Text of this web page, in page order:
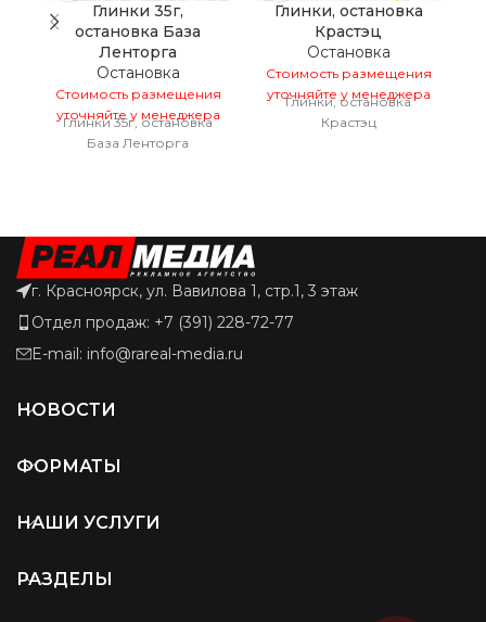
Глинки 35г,
остановка База
Ленторга
Остановка
Стоимость размещения
уточняйте у менеджера
Глинки 35г, остановка
База Ленторга
Глинки, остановка
Крастэц
Остановка
Стоимость размещения
уточняйте у менеджера
Глинки, остановка
Крастэц
г. Красноярск, ул. Вавилова 1, стр.1, 3 этаж
Отдел продаж: +7 (391) 228-72-77
E-mail: info@rareal-media.ru
НОВОСТИ
ФОРМАТЫ
НАШИ УСЛУГИ
РАЗДЕЛЫ